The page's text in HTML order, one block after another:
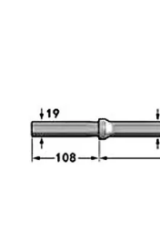
PRIVACY
POLICY